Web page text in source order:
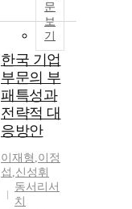
문
보
기
한국 기업
부문의 부
패특성과
전략적 대
응방안
이재형 ,이정
섭 ,신성휘
동서리서
치